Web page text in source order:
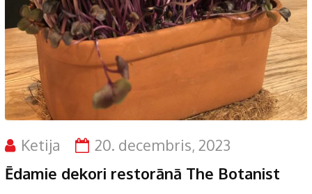
Ketija 20. decembris, 2023
Ēdamie dekori restorānā The Botanist